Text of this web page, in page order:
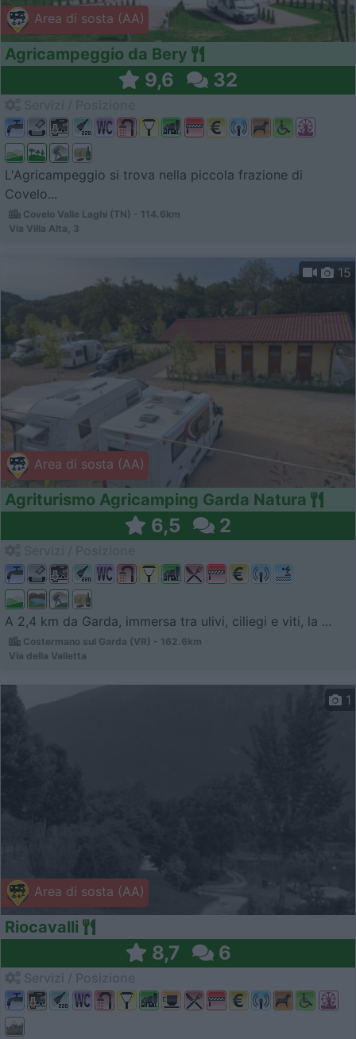
Area di sosta (AA)
Agricampeggio da Bery
9,6 32
L'Agricampeggio si trova nella piccola frazione di
Covelo...
Covelo Valle Laghi (TN) - 114.6km
Via Villa Alta, 3
Area di sosta (AA)
15
Agriturismo Agricamping Garda Natura
6,5 2
A 2,4 km da Garda, immersa tra ulivi, ciliegi e viti, la ...
Costermano sul Garda (VR) - 162.6km
Via della Valletta
Area di sosta (AA)
1
Riocavalli
8,7 6